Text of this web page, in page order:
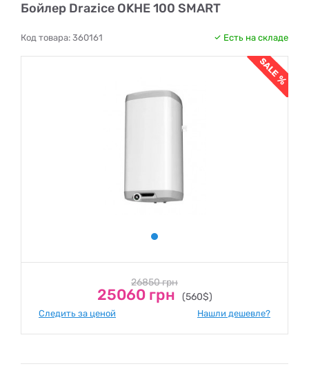
Бойлер Drazice OKHE 100 SMART
Код товара: 360161 Есть на складе
26850 грн
25060 грн (560$)
Следить за ценой Нашли дешевле?